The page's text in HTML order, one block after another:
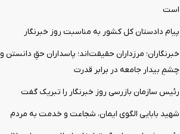
است
پیام دادستان کل کشور به مناسبت روز خبرنگار
خبرنگاران؛ مرزداران حقیقت‌اند؛ پاسداران حقِ دانستن و
چشمِ بیدار جامعه در برابر قدرت
رئیس سازمان بازرسی روز خبرنگار را تبریک گفت
شهید بابایی الگوی ایمان، شجاعت و خدمت به مردم